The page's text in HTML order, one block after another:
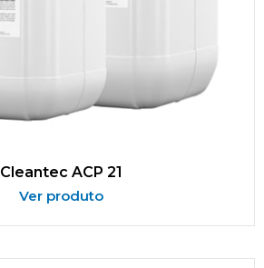
Cleantec ACP 21
Ver produto